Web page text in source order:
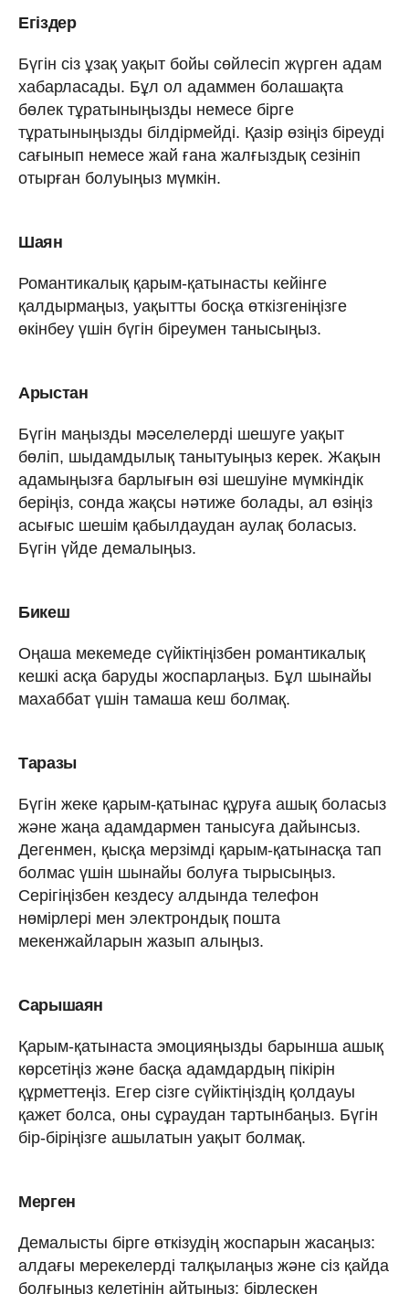
Егіздер
Бүгін сіз ұзақ уақыт бойы сөйлесіп жүрген адам
хабарласады. Бұл ол адаммен болашақта
бөлек тұратыныңызды немесе бірге
тұратыныңызды білдірмейді. Қазір өзіңіз біреуді
сағынып немесе жай ғана жалғыздық сезініп
отырған болуыңыз мүмкін.
Шаян
Романтикалық қарым-қатынасты кейінге
қалдырмаңыз, уақытты босқа өткізгеніңізге
өкінбеу үшін бүгін біреумен танысыңыз.
Арыстан
Бүгін маңызды мәселелерді шешуге уақыт
бөліп, шыдамдылық танытуыңыз керек. Жақын
адамыңызға барлығын өзі шешуіне мүмкіндік
беріңіз, сонда жақсы нәтиже болады, ал өзіңіз
асығыс шешім қабылдаудан аулақ боласыз.
Бүгін үйде демалыңыз.
Бикеш
Оңаша мекемеде сүйіктіңізбен романтикалық
кешкі асқа баруды жоспарлаңыз. Бұл шынайы
махаббат үшін тамаша кеш болмақ.
Таразы
Бүгін жеке қарым-қатынас құруға ашық боласыз
және жаңа адамдармен танысуға дайынсыз.
Дегенмен, қысқа мерзімді қарым-қатынасқа тап
болмас үшін шынайы болуға тырысыңыз.
Серігіңізбен кездесу алдында телефон
нөмірлері мен электрондық пошта
мекенжайларын жазып алыңыз.
Сарышаян
Қарым-қатынаста эмоцияңызды барынша ашық
көрсетіңіз және басқа адамдардың пікірін
құрметтеңіз. Егер сізге сүйіктіңіздің қолдауы
қажет болса, оны сұраудан тартынбаңыз. Бүгін
бір-біріңізге ашылатын уақыт болмақ.
Мерген
Демалысты бірге өткізудің жоспарын жасаңыз:
алдағы мерекелерді талқылаңыз және сіз қайда
болғыңыз келетінін айтыңыз; бірлескен